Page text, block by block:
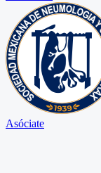
Asóciate